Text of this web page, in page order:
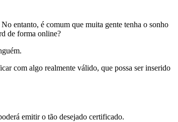
entanto, é comum que muita gente tenha o sonho
de forma online?
com algo realmente válido, que possa ser inserido
emitir o tão desejado certificado.